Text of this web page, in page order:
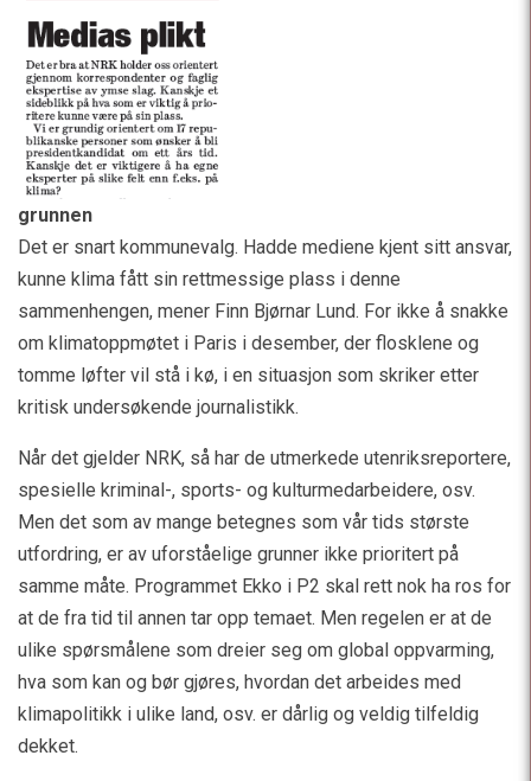
grunnen
Det er snart kommunevalg. Hadde mediene kjent sitt ansvar,
kunne klima fått sin rettmessige plass i denne
sammenhengen, mener Finn Bjørnar Lund. For ikke å snakke
om klimatoppmøtet i Paris i desember, der flosklene og
tomme løfter vil stå i kø, i en situasjon som skriker etter
kritisk undersøkende journalistikk.
Når det gjelder NRK, så har de utmerkede utenriksreportere,
spesielle kriminal-, sports- og kulturmedarbeidere, osv.
Men det som av mange betegnes som vår tids største
utfordring, er av uforståelige grunner ikke prioritert på
samme måte. Programmet Ekko i P2 skal rett nok ha ros for
at de fra tid til annen tar opp temaet. Men regelen er at de
ulike spørsmålene som dreier seg om global oppvarming,
hva som kan og bør gjøres, hvordan det arbeides med
klimapolitikk i ulike land, osv. er dårlig og veldig tilfeldig
dekket.